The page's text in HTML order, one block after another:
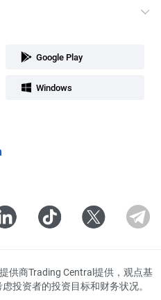
Google Play
Windows
供商Trading Central提供，观点基
投资者的投资目标和财务状况。